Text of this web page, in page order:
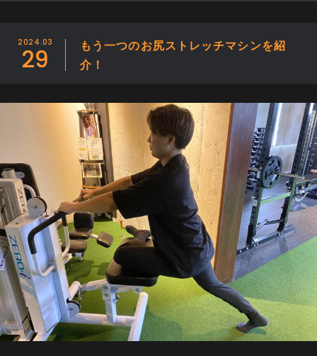
プライバシーポリシー
無料体験のご予約・お問い合わせ
011-299-3556
受付時間： 平日・祝日：9時〜22時
2024.03
29
もう一つのお尻ストレッチマシンを紹
介！